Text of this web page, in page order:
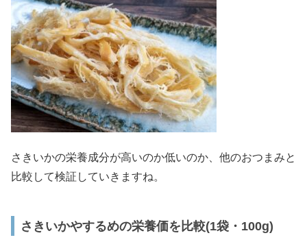
さきいかの栄養成分が高いのか低いのか、他のおつまみと
比較して検証していきますね。
さきいかやするめの栄養価を比較(1袋・100g)